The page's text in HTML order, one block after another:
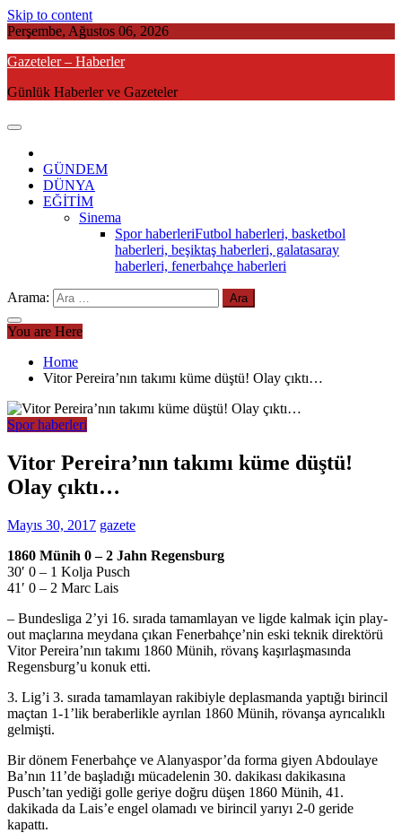
Skip to content
Perşembe, Ağustos 06, 2026
Gazeteler – Haberler
Günlük Haberler ve Gazeteler
GÜNDEM
DÜNYA
EĞİTİM
Sinema
Spor haberleriFutbol haberleri, basketbol
haberleri, beşiktaş haberleri, galatasaray
haberleri, fenerbahçe haberleri
Arama:
You are Here
Home
Vitor Pereira’nın takımı küme düştü! Olay çıktı…
Spor haberleri
Vitor Pereira’nın takımı küme düştü!
Olay çıktı…
Mayıs 30, 2017 gazete
1860 Münih 0 – 2 Jahn Regensburg
30′ 0 – 1 Kolja Pusch
41′ 0 – 2 Marc Lais
– Bundesliga 2’yi 16. sırada tamamlayan ve ligde kalmak için play-
out maçlarına meydana çıkan Fenerbahçe’nin eski teknik direktörü
Vitor Pereira’nın takımı 1860 Münih, rövanş kaşırlaşmasında
Regensburg’u konuk etti.
3. Lig’i 3. sırada tamamlayan rakibiyle deplasmanda yaptığı birincil
maçtan 1-1’lik beraberlikle ayrılan 1860 Münih, rövanşa ayrıcalıklı
gelmişti.
Bir dönem Fenerbahçe ve Alanyaspor’da forma giyen Abdoulaye
Ba’nın 11’de başladığı mücadelenin 30. dakikası dakikasına
Pusch’tan yediği golle geriye doğru düşen 1860 Münih, 41.
dakikada da Lais’e engel olamadı ve birincil yarıyı 2-0 geride
kapattı.